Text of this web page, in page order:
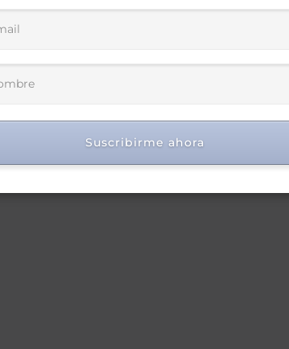
promueve el
con familias
para fortalecer
protección social en Hato
Suscribirme ahora